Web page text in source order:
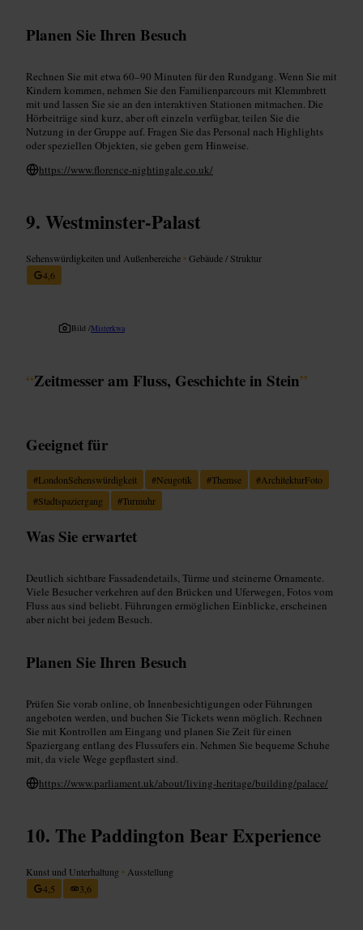
Planen Sie Ihren Besuch
Rechnen Sie mit etwa 60–90 Minuten für den Rundgang. Wenn Sie mit
Kindern kommen, nehmen Sie den Familienparcours mit Klemmbrett
mit und lassen Sie sie an den interaktiven Stationen mitmachen. Die
Hörbeiträge sind kurz, aber oft einzeln verfügbar, teilen Sie die
Nutzung in der Gruppe auf. Fragen Sie das Personal nach Highlights
oder speziellen Objekten, sie geben gern Hinweise.
https://www.florence-nightingale.co.uk/
Westminster-Palast
Sehenswürdigkeiten und Außenbereiche •Gebäude / Struktur
4,6
Bild /Misterkwa
“Zeitmesser am Fluss, Geschichte in Stein”
Geeignet für
#LondonSehenswürdigkeit #Neugotik #Themse #ArchitekturFoto
#Stadtspaziergang #Turmuhr
Was Sie erwartet
Deutlich sichtbare Fassadendetails, Türme und steinerne Ornamente.
Viele Besucher verkehren auf den Brücken und Uferwegen, Fotos vom
Fluss aus sind beliebt. Führungen ermöglichen Einblicke, erscheinen
aber nicht bei jedem Besuch.
Planen Sie Ihren Besuch
Prüfen Sie vorab online, ob Innenbesichtigungen oder Führungen
angeboten werden, und buchen Sie Tickets wenn möglich. Rechnen
Sie mit Kontrollen am Eingang und planen Sie Zeit für einen
Spaziergang entlang des Flussufers ein. Nehmen Sie bequeme Schuhe
mit, da viele Wege gepflastert sind.
https://www.parliament.uk/about/living-heritage/building/palace/
The Paddington Bear Experience
Kunst und Unterhaltung • Ausstellung
4,5
3,6